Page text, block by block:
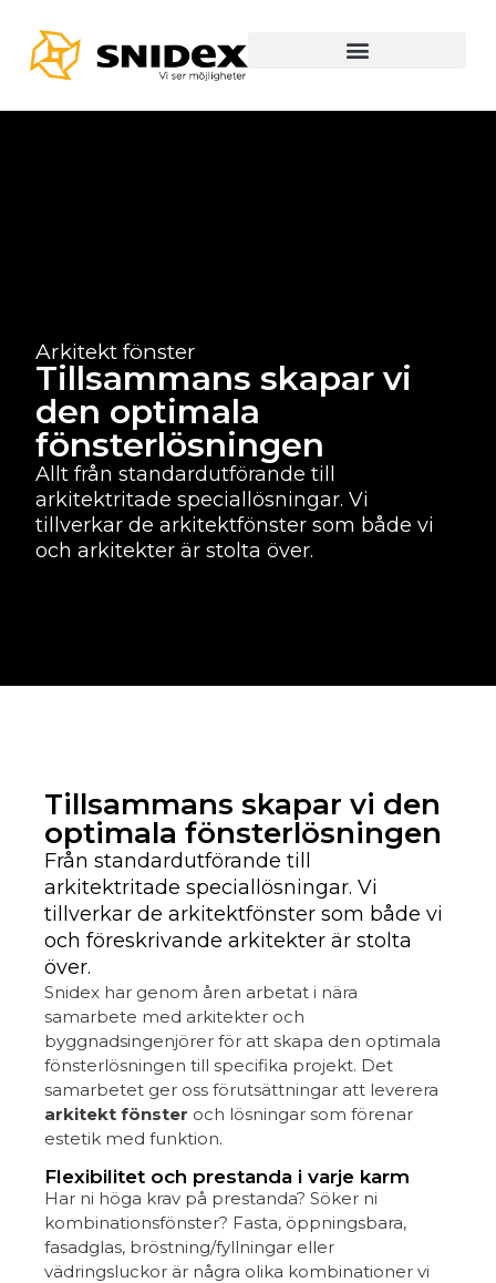
Arkitekt fönster
Tillsammans skapar vi
den optimala
fönsterlösningen
Allt från standardutförande till
arkitektritade speciallösningar. Vi
tillverkar de arkitektfönster som både vi
och arkitekter är stolta över.
Tillsammans skapar vi den
optimala fönsterlösningen
Från standardutförande till
arkitektritade speciallösningar. Vi
tillverkar de arkitektfönster som både vi
och föreskrivande arkitekter är stolta
över.
Snidex har genom åren arbetat i nära
samarbete med arkitekter och
byggnadsingenjörer för att skapa den optimala
fönsterlösningen till specifika projekt. Det
samarbetet ger oss förutsättningar att leverera
arkitekt fönster och lösningar som förenar
estetik med funktion.
Flexibilitet och prestanda i varje karm
Har ni höga krav på prestanda? Söker ni
kombinationsfönster? Fasta, öppningsbara,
fasadglas, bröstning/fyllningar eller
vädringsluckor är några olika kombinationer vi